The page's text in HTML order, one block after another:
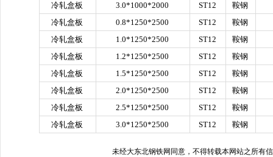
冷轧盒板
3.0*1000*2000 ST12
鞍钢
冷轧盒板
0.8*1250*2500 ST12
鞍钢
冷轧盒板
1.0*1250*2500 ST12
鞍钢
冷轧盒板
1.2*1250*2500 ST12
鞍钢
冷轧盒板
1.5*1250*2500 ST12
鞍钢
冷轧盒板
2.0*1250*2500 ST12
鞍钢
冷轧盒板
2.5*1250*2500 ST12
鞍钢
冷轧盒板
3.0*1250*2500 ST12 鞍钢
未经大东北钢铁网 同意，不得转载本网站之所有